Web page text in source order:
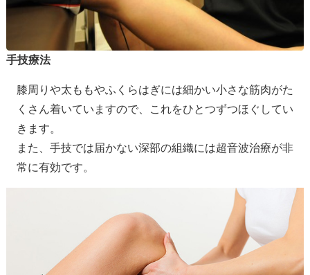
手技療法
膝周りや太ももやふくらはぎには細かい小さな筋肉がた
くさん着いていますので、これをひとつずつほぐしてい
きます。
また、手技では届かない深部の組織には超音波治療が非
常に有効です。